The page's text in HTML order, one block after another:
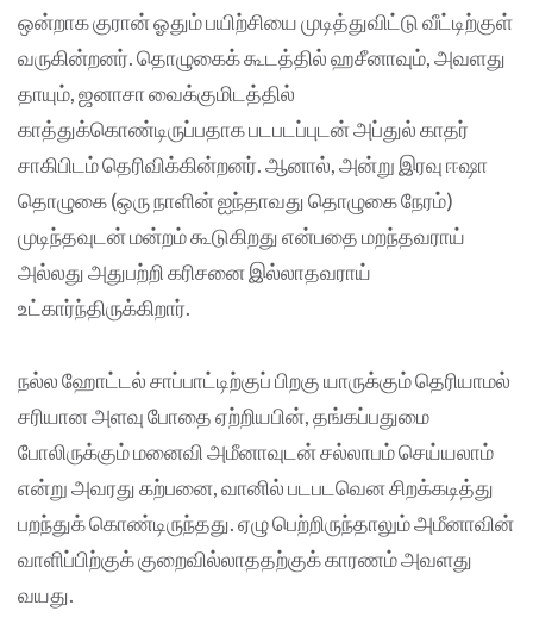
ஒன்றாக குரான் ஓதும் பயிற்சியை முடித்துவிட்டு வீட்டிற்குள்
வருகின்றனர். தொழுகைக் கூடத்தில் ஹசீனாவும், அவளது
தாயும், ஜனாசா வைக்குமிடத்தில்
காத்துக்கொண்டிருப்பதாக படபடப்புடன் அப்துல் காதர்
சாகிபிடம் தெரிவிக்கின்றனர். ஆனால், அன்று இரவு ஈஷா
தொழுகை (ஒரு நாளின் ஐந்தாவது தொழுகை நேரம்)
முடிந்தவுடன் மன்றம் கூடுகிறது என்பதை மறந்தவராய்
அல்லது அதுபற்றி கரிசனை இல்லாதவராய்
உட்கார்ந்திருக்கிறார்.
நல்ல ஹோட்டல் சாப்பாட்டிற்குப் பிறகு யாருக்கும் தெரியாமல்
சரியான அளவு போதை ஏற்றியபின், தங்கப்பதுமை
போலிருக்கும் மனைவி அமீனாவுடன் சல்லாபம் செய்யலாம்
என்று அவரது கற்பனை, வானில் படபடவென சிறக்கடித்து
பறந்துக் கொண்டிருந்தது. ஏழு பெற்றிருந்தாலும் அமீனாவின்
வாளிப்பிற்குக் குறைவில்லாததற்குக் காரணம் அவளது
வயது.